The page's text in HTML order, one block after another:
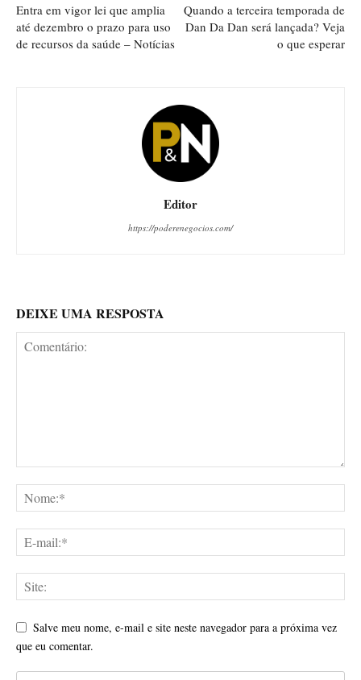
Entra em vigor lei que amplia
até dezembro o prazo para uso
de recursos da saúde – Notícias
Quando a terceira temporada de
Dan Da Dan será lançada? Veja
o que esperar
Editor
https://poderenegocios.com/
DEIXE UMA RESPOSTA
Salve meu nome, e-mail e site neste navegador para a próxima vez
que eu comentar.